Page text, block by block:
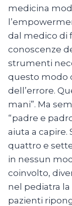
medicina
dal medico di
conoscenze
strumenti
questo modo
dell’errore.
mani”. Ma
“padre e
aiuta a capire.
quattro e
in nessun
coinvolto,
nel pediatra la
pazienti